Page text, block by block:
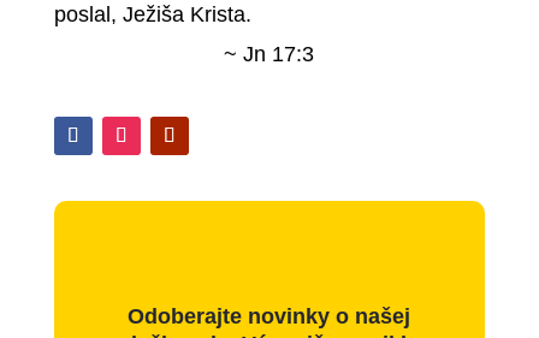
poslal, Ježiša Krista.
~ Jn 17:3
Odoberajte novinky o našej